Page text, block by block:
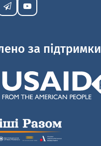
за підтримки